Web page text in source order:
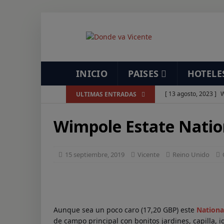
INICIO PAISES
ULTIMAS ENTRADAS [ 13 agosto, 2023 ]
[ 7 agosto, 2023 ]
[ 7 agosto, 2023 ]
Wimpole Estate
15 septiembre, 2019 Vicente Reino Unido
Aunque sea un poco caro (17,20 GBP) este
de campo principal con bonitos jardines, capilla,